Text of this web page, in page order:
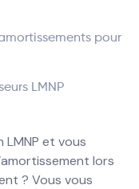
pour
LMNP
LMNP et vous
lors
? Vous vous